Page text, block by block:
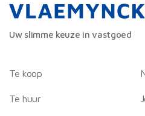
Uw slimme keuze in vastgoed
Te koop
Te huur